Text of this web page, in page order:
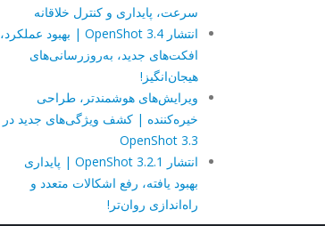
سرعت، پایداری و کنترل خلاقانه
انتشار OpenShot 3.4 | بهبود عملکرد،
افکت‌های جدید، به‌روزرسانی‌های
هیجان‌انگیز!
ویرایش‌های هوشمندتر، طراحی
خیره‌کننده | کشف ویژگی‌های جدید در
OpenShot 3.3
انتشار OpenShot 3.2.1 | پایداری
بهبود یافته، رفع اشکالات متعدد و
راه‌اندازی روان‌تر!